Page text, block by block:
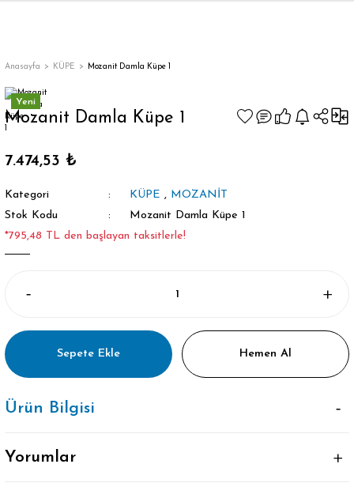
Anasayfa KÜPE Mozanit Damla Küpe 1
Yeni
Mozanit Damla Küpe 1
7.474,53 ₺
Kategori KÜPE , MOZANİT
Stok Kodu
Mozanit Damla Küpe 1
*795,48 TL den başlayan taksitlerle!
Sepete Ekle Hemen Al
Ürün Bilgisi
Yorumlar